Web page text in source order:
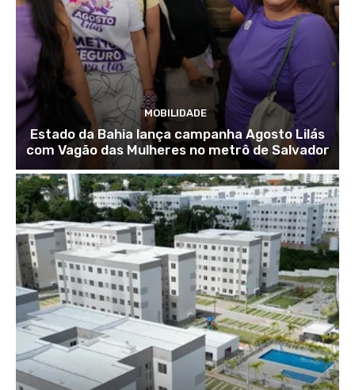
MOBILIDADE
Estado da Bahia lança campanha Agosto Lilás
com Vagão das Mulheres no metrô de Salvador